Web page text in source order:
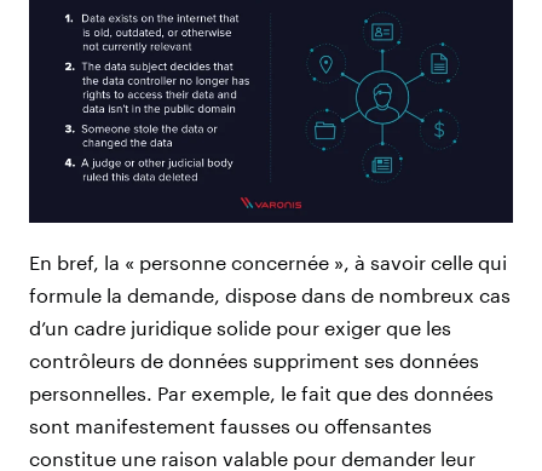
En bref, la « personne concernée », à savoir celle qui
formule la demande, dispose dans de nombreux cas
d’un cadre juridique solide pour exiger que les
contrôleurs de données suppriment ses données
personnelles. Par exemple, le fait que des données
sont manifestement fausses ou offensantes
constitue une raison valable pour demander leur